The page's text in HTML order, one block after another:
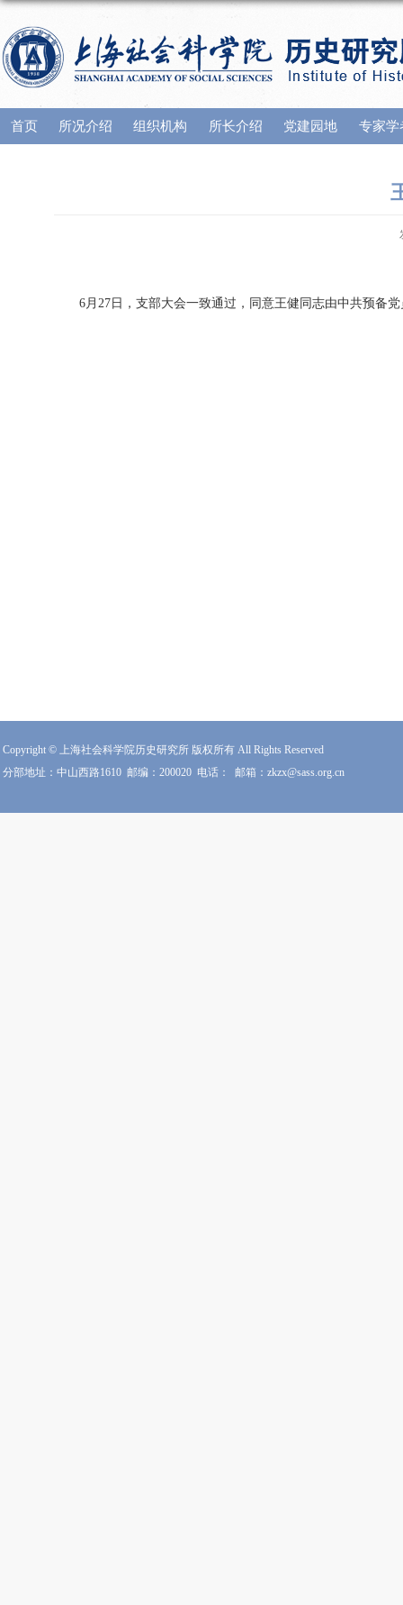
首页 所况介绍 组织机构 所长介绍 党建园地 专家学
6月27日，支部大会一致通过，同意王健同志由中共预备党
Copyright © 上海社会科学院历史研究所 版权所有 All Rights Reserved
分部地址：中山西路1610 邮编：200020 电话： 邮箱：zkzx@sass.org.cn